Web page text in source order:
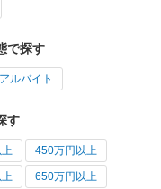
で探す
ルバイト
す
450万円以上
650万円以上